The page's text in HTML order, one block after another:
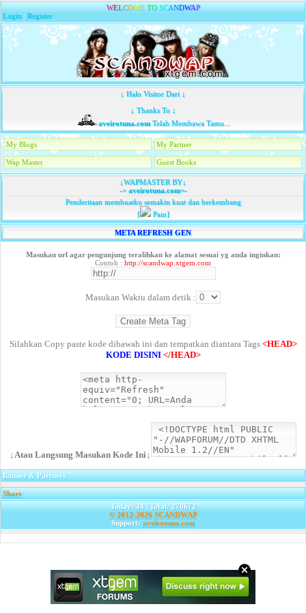
WELCOME TO SCANDWAP
Login |Register
↓ Halo Visitor Dari ↓
↓ Thanks To ↓
aveirotuna.comTelah Membawa Tamu...
My Blogs My Partner
Wap Master Guest Books
↓WAPMASTER BY↓
-=aveirotuna.com=-
Penderitaan membuatku semakin kuat dan berkembang
[
Pain]
META REFRESH GEN
Masukan url agar pengunjung teralihkan ke alamat sesuai yg anda inginkan:
Contoh : http://scandwap.xtgem.com
Masukan Waktu dalam detik :
Silahkan Copy paste kode dibawah ini dan tempatkan diantara Tags <HEAD>
KODE DISINI </HEAD>
↓Atau Langsung Masukan Kode Ini↓
Banner & Partners
Share|
Today: 34 | Total: 270672
© 2012-2026 SCANDWAP
Support: aveirotuna.com